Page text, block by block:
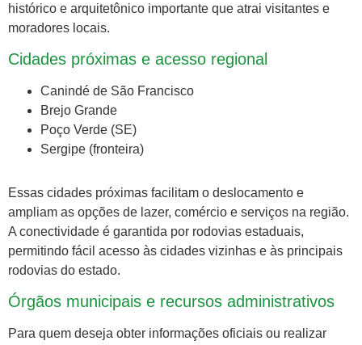
histórico e arquitetônico importante que atrai visitantes e
moradores locais.
Cidades próximas e acesso regional
Canindé de São Francisco
Brejo Grande
Poço Verde (SE)
Sergipe (fronteira)
Essas cidades próximas facilitam o deslocamento e
ampliam as opções de lazer, comércio e serviços na região.
A conectividade é garantida por rodovias estaduais,
permitindo fácil acesso às cidades vizinhas e às principais
rodovias do estado.
Órgãos municipais e recursos administrativos
Para quem deseja obter informações oficiais ou realizar